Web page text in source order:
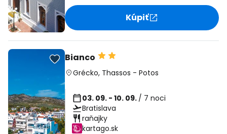
Kúpiť
Bianco
Grécko, Thassos - Potos
03. 09. - 10. 09. / 7 noci
Bratislava
raňajky
kartago.sk